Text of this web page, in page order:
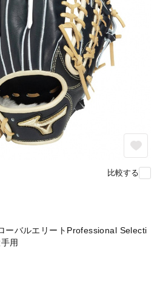
比較する
ーバルエリートProfessional Selecti
用